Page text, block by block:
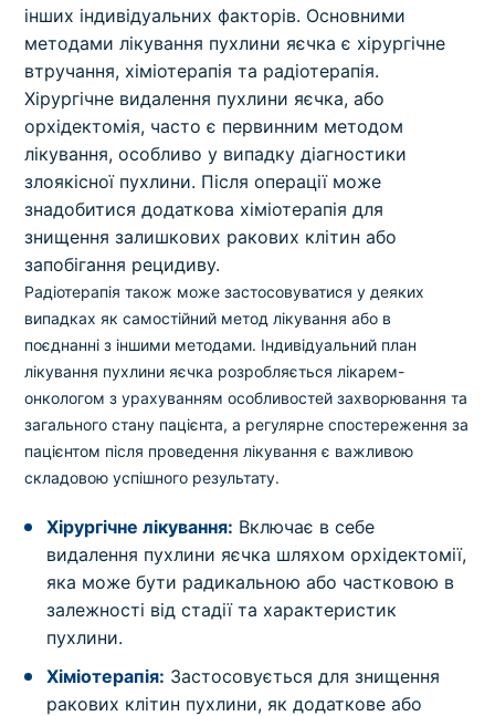
інших індивідуальних факторів. Основними
методами лікування пухлини яєчка є хірургічне
втручання, хіміотерапія та радіотерапія.
Хірургічне видалення пухлини яєчка, або
орхідектомія, часто є первинним методом
лікування, особливо у випадку діагностики
злоякісної пухлини. Після операції може
знадобитися додаткова хіміотерапія для
знищення залишкових ракових клітин або
запобігання рецидиву.
Радіотерапія також може застосовуватися у деяких
випадках як самостійний метод лікування або в
поєднанні з іншими методами. Індивідуальний план
лікування пухлини яєчка розробляється лікарем-
онкологом з урахуванням особливостей захворювання та
загального стану пацієнта, а регулярне спостереження за
пацієнтом після проведення лікування є важливою
складовою успішного результату.
Хірургічне лікування: Включає в себе
видалення пухлини яєчка шляхом орхідектомії,
яка може бути радикальною або частковою в
залежності від стадії та характеристик
пухлини.
Хіміотерапія: Застосовується для знищення
ракових клітин пухлини, як додаткове або